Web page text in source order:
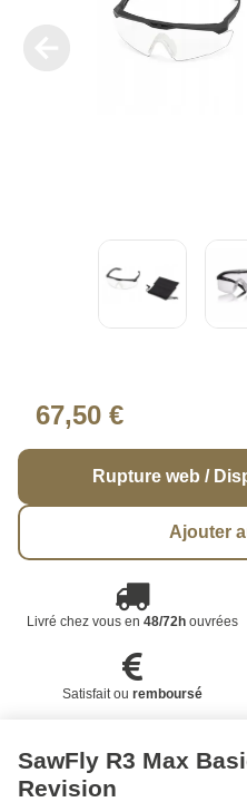
67,50 €
Rupture web /
Ajouter
Livré chez vous en 48/72houvrées
Satisfait ou remboursé
SawFly R3 Max
Revision